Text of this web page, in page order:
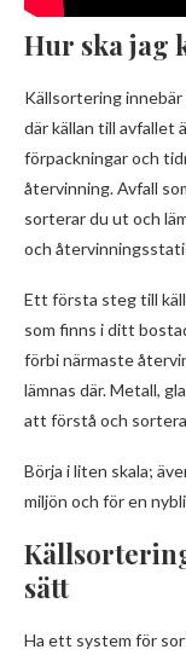
Hur ska jag
Källsortering
där källan till avfallet
förpackningar och
återvinning. Avfall
sorterar du ut och
och
Ett första steg till
som finns i ditt
förbi närmaste
lämnas där. Metall,
att förstå och
Börja i liten skala;
miljön och för en
sätt
Ha ett system för